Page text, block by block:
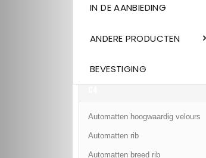
IN DE AANBIEDING
ANDERE PRODUCTEN
BEVESTIGING
Automatten hoogwaardig velours
Automatten rib
Automatten breed rib